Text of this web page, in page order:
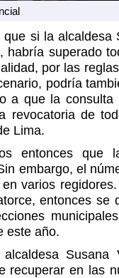
que si la alcaldesa
habría superado
por las
podría
a que la
revocatoria de
Lima.
entonces
embargo, el
en varios
entonces se
este año.
Susana
recuperar en las